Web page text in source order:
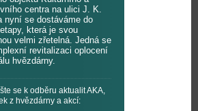
centra na ulici J. K.
nyní se dostáváme do
která je svou
velmi zřetelná. Jedná se
revitalizaci oplocení
hvězdárny.
se k odběru aktualit AKA,
z hvězdárny a akcí: